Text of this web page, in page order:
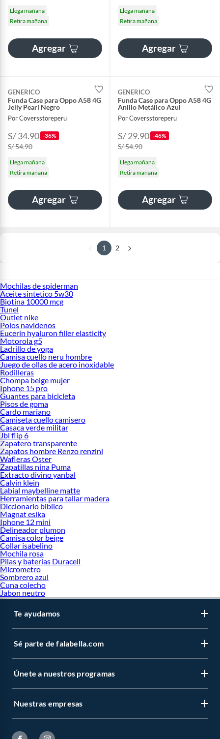
Llega mañana
Retira mañana
Agregar
Llega mañana
Retira mañana
Agregar
GENERICO
Funda Case para Oppo A58 4G
Jelly Pearl Negro
Por Coversstoreperu
S/ 34.90 -36%
S/ 54.90
Llega mañana
Retira mañana
Agregar
GENERICO
Funda Case para Oppo A58 4G
Anillo Metálico Azul
Por Coversstoreperu
S/ 29.90 -46%
S/ 54.90
Llega mañana
Retira mañana
Agregar
1 2
Mochilas de spiderman
Aceite sintetico 5w30
Biotina 10000 mcg
Tunel
Outlet nike
Polos navidenos
Eucerin hyaluron filler elasticity
Motorola g5
Ladrillo de yoga
Camisa cuello neru hombre
Juego de ollas de acero inoxidable
Rodilleras
Chompa beige mujer
Iphone 15 pro
Guantes para bicicleta
Pisos de goma
Cardo mariano
Camiseta cuello camisero
Casaca verde militar
Jbl flip 6
Zapatero transparente
Zapatos hombre Renzo renzini
Wafleras Oster
Zapatillas nina Puma
Extracto divino yanbal
Calvin klein
Labial maybelline matte
Herramientas para tallar madera
Diccionario biblico
Magnat esika
Iphone 12 mini
Delineador plumon
Camisa color beige
Collar isabelino
Mochila rosa
Pilas y baterias Duracell
Micrometro
Sombrero azul
Cuna colecho
Jabon neutro
Te ayudamos
Sé parte de falabella.com
Únete a nuestros programas
Nuestras empresas